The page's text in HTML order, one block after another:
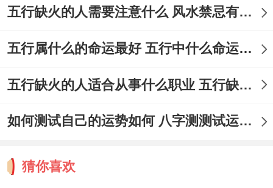
五行缺火的人需要注意什么 风水禁忌有哪些
五行属什么的命运最好 五行中什么命运势旺盛
五行缺火的人适合从事什么职业 五行缺火的人适合从事的职业有哪些
如何测试自己的运势如何 八字测测试运运程
猜你喜欢